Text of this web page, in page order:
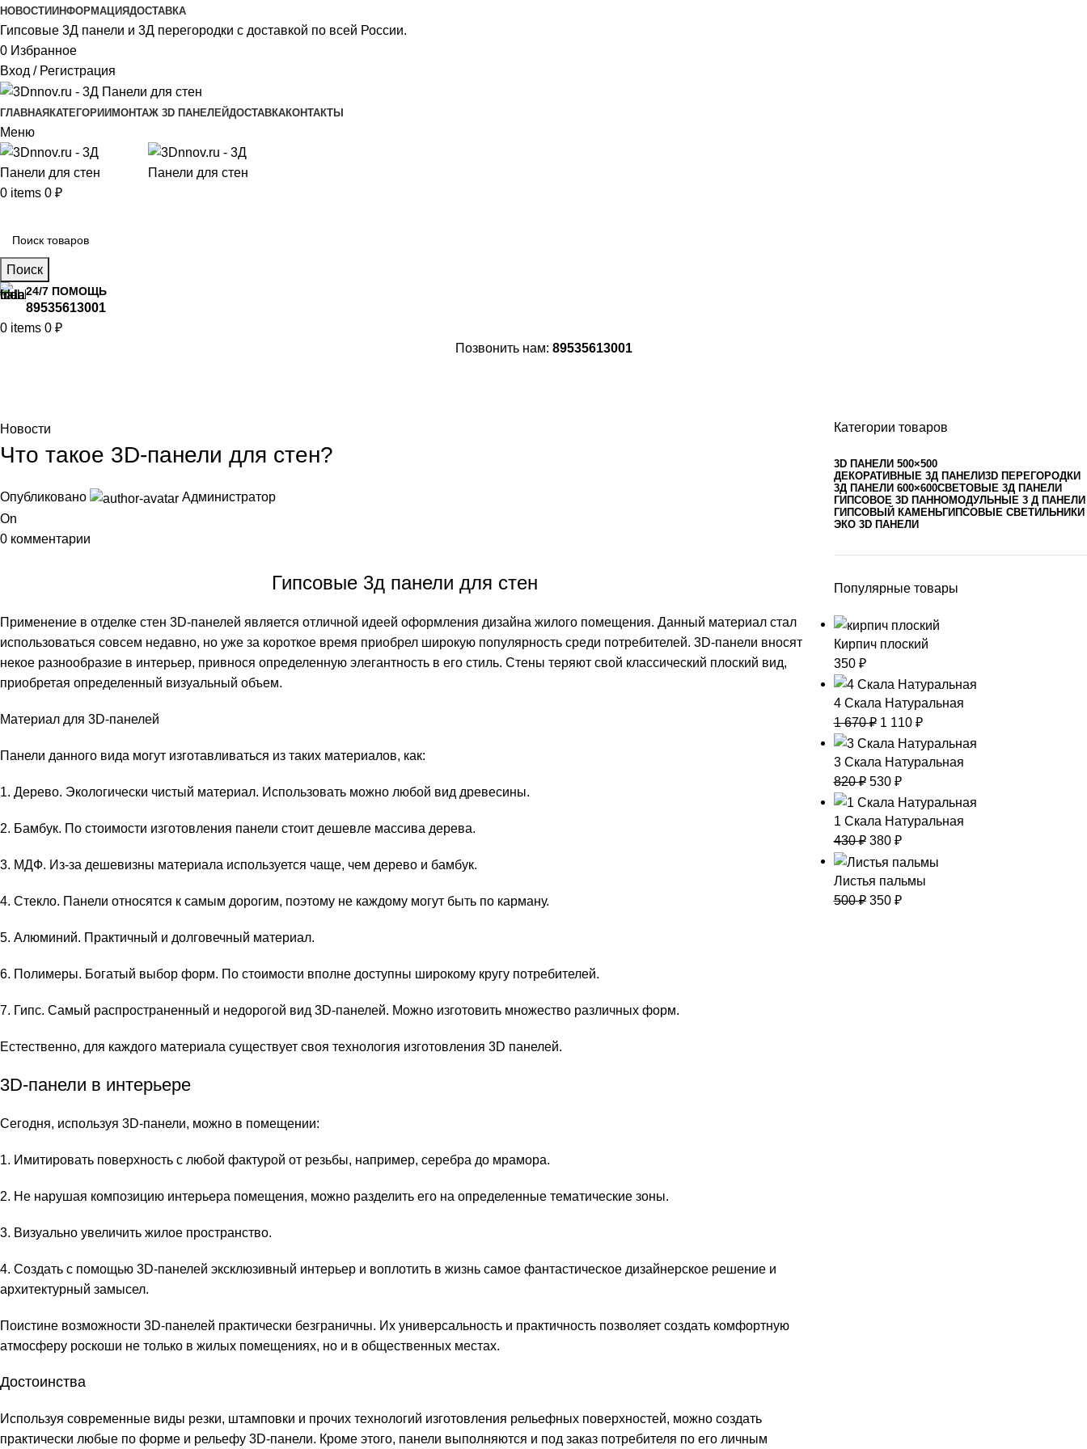
НОВОСТИ ИНФОРМАЦИЯДОСТАВКА
Гипсовые 3Д панели и 3Д перегородки с доставкой по всей России.
0 Избранное
Вход / Регистрация
ГЛАВНАЯ КАТЕГОРИИ МОНТАЖ 3D ПАНЕЛЕЙДОСТАВКАКОНТАКТЫ
Меню
0 items 0 ₽
Поиск
24/7 ПОМОЩЬ
89535613001
0 items 0 ₽
Позвонить нам: 89535613001
Новости
Что такое 3D-панели для стен?
Опубликовано
Администратор
On
0 комментарии
Гипсовые 3д панели для стен
Применение в отделке стен 3D-панелей является отличной идеей оформления дизайна жилого помещения. Данный материал стал
использоваться совсем недавно, но уже за короткое время приобрел широкую популярность среди потребителей. 3D-панели вносят
некое разнообразие в интерьер, привнося определенную элегантность в его стиль. Стены теряют свой классический плоский вид,
приобретая определенный визуальный объем.
Материал для 3D-панелей
Панели данного вида могут изготавливаться из таких материалов, как:
1. Дерево. Экологически чистый материал. Использовать можно любой вид древесины.
2. Бамбук. По стоимости изготовления панели стоит дешевле массива дерева.
3. МДФ. Из-за дешевизны материала используется чаще, чем дерево и бамбук.
4. Стекло. Панели относятся к самым дорогим, поэтому не каждому могут быть по карману.
5. Алюминий. Практичный и долговечный материал.
6. Полимеры. Богатый выбор форм. По стоимости вполне доступны широкому кругу потребителей.
7. Гипс. Самый распространенный и недорогой вид 3D-панелей. Можно изготовить множество различных форм.
Естественно, для каждого материала существует своя технология изготовления 3D панелей.
3D-панели в интерьере
Сегодня, используя 3D-панели, можно в помещении:
1. Имитировать поверхность с любой фактурой от резьбы, например, серебра до мрамора.
2. Не нарушая композицию интерьера помещения, можно разделить его на определенные тематические зоны.
3. Визуально увеличить жилое пространство.
4. Создать с помощью 3D-панелей эксклюзивный интерьер и воплотить в жизнь самое фантастическое дизайнерское решение и
архитектурный замысел.
Поистине возможности 3D-панелей практически безграничны. Их универсальность и практичность позволяет создать комфортную
атмосферу роскоши не только в жилых помещениях, но и в общественных местах.
Достоинства
Используя современные виды резки, штамповки и прочих технологий изготовления рельефных поверхностей, можно создать
практически любые по форме и рельефу 3D-панели. Кроме этого, панели выполняются и под заказ потребителя по его личным
Категории товаров
3D ПАНЕЛИ 500×500
ДЕКОРАТИВНЫЕ 3Д ПАНЕЛИ3D ПЕРЕГОРОДКИ
3Д ПАНЕЛИ 600×600СВЕТОВЫЕ 3Д ПАНЕЛИ
ГИПСОВОЕ 3D ПАННОМОДУЛЬНЫЕ 3 Д ПАНЕЛИ
ГИПСОВЫЙ КАМЕНЬГИПСОВЫЕ СВЕТИЛЬНИКИ
ЭКО 3D ПАНЕЛИ
Популярные товары
Кирпич плоский
350 ₽
4 Скала Натуральная
1 670₽ 1 110 ₽
3 Скала Натуральная
820₽ 530 ₽
1 Скала Натуральная
430₽ 380 ₽
Листья пальмы
500₽ 350 ₽